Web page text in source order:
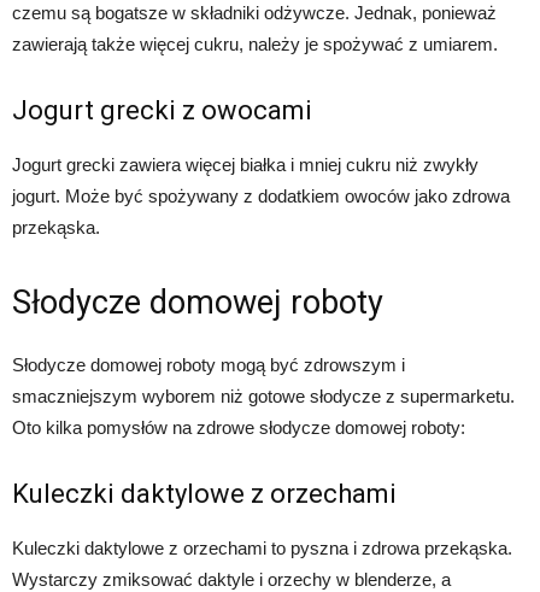
czemu są bogatsze w składniki odżywcze. Jednak, ponieważ
zawierają także więcej cukru, należy je spożywać z umiarem.
Jogurt grecki z owocami
Jogurt grecki zawiera więcej białka i mniej cukru niż zwykły
jogurt. Może być spożywany z dodatkiem owoców jako zdrowa
przekąska.
Słodycze domowej roboty
Słodycze domowej roboty mogą być zdrowszym i
smaczniejszym wyborem niż gotowe słodycze z supermarketu.
Oto kilka pomysłów na zdrowe słodycze domowej roboty:
Kuleczki daktylowe z orzechami
Kuleczki daktylowe z orzechami to pyszna i zdrowa przekąska.
Wystarczy zmiksować daktyle i orzechy w blenderze, a